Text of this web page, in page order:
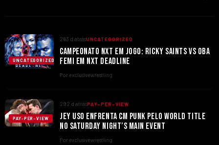
UNCATEGORIZED
263 d atrásUNCATEGORIZED
CAMPEONATO NXT EM JOGO: RICKY SAINTS VS OBA
FEMI EM NXT DEADLINE
Por exclusivewrestling
PAY-PER-VIEW
292 d atrásPAY-PER-VIEW
JEY USO ENFRENTA CM PUNK PELO WORLD TITLE
NO SATURDAY NIGHT’S MAIN EVENT
Por exclusivewrestling